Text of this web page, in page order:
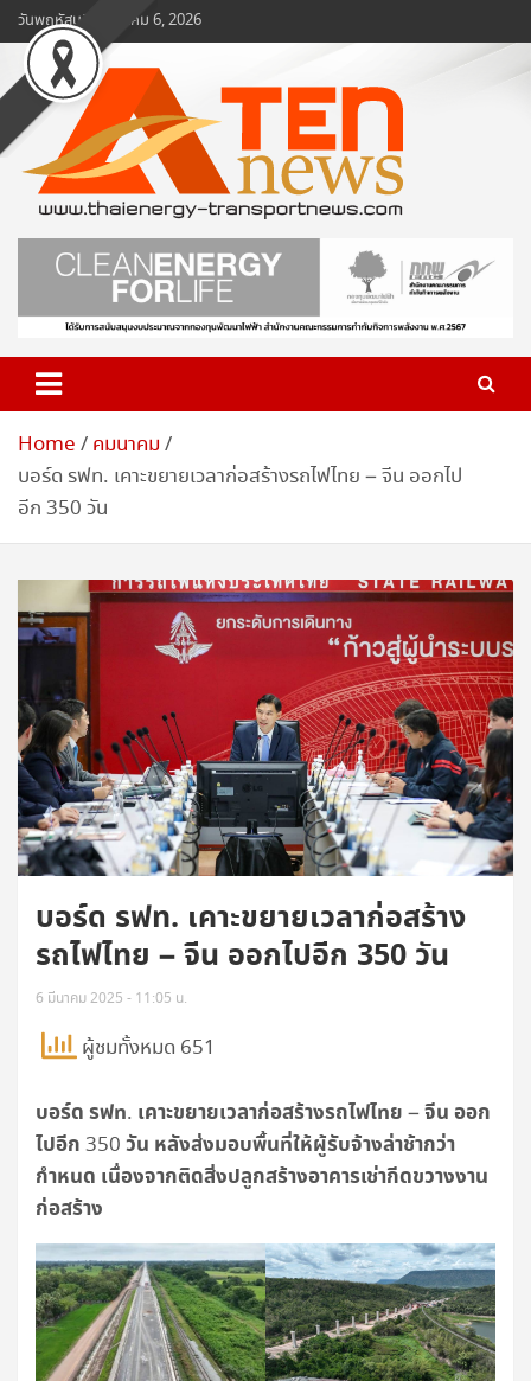
Skip
to
content
วันพฤหัสบดี, สิงหาคม 6, 2026
www.ten-news.com
ข่าวพลังงานและคมนาคม
Home
คมนาคม
บอร์ด รฟท. เคาะขยายเวลาก่อสร้างรถไฟไทย – จีน ออกไป
อีก 350 วัน
บอร์ด รฟท. เคาะขยายเวลาก่อสร้าง
รถไฟไทย – จีน ออกไปอีก 350 วัน
6 มีนาคม 2025 - 11:05 น.
ผู้ชมทั้งหมด 651
บอร์ดรฟท. เคาะขยายเวลาก่อสร้างรถไฟไทย –จีนออก
ไปอีก 350 วัน หลังส่งมอบพื้นที่ให้ผู้รับจ้างล่าช้ากว่า
กำหนด เนื่องจากติดสิ่งปลูกสร้างอาคารเช่ากีดขวางงาน
ก่อสร้าง